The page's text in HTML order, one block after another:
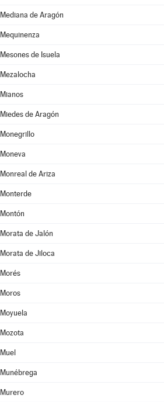
Mediana de Aragón
Mequinenza
Mesones de Isuela
Mezalocha
Mianos
Miedes de Aragón
Monegrillo
Moneva
Monreal de Ariza
Monterde
Montón
Morata de Jalón
Morata de Jiloca
Morés
Moros
Moyuela
Mozota
Muel
Munébrega
Murero